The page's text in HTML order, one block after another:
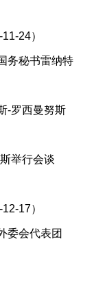
24）
务秘书雷纳特
-罗西曼努斯
举行会谈
17）
委会代表团